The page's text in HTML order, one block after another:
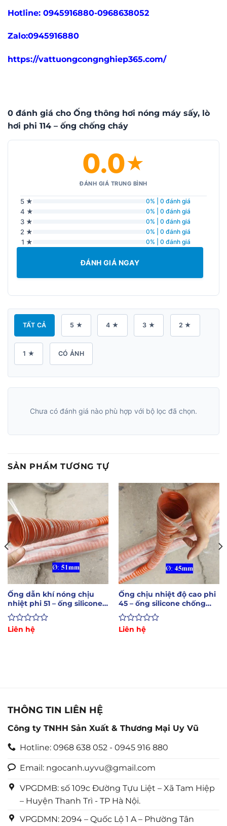
Hotline: 0945916880-0968638052
Zalo:0945916880
https://vattuongcongnghiep365.com/
0 đánh giá cho Ống thông hơi nóng máy sấy, lò
hơi phi 114 – ống chống cháy
0.0★
ĐÁNH GIÁ TRUNG BÌNH
5 ★ 0% | 0 đánh giá
4 ★ 0% | 0 đánh giá
3 ★ 0% | 0 đánh giá
2 ★ 0% | 0 đánh giá
1 ★ 0% | 0 đánh giá
ĐÁNH GIÁ NGAY
TẤT CẢ 5 ★ 4 ★ 3 ★ 2 ★
1 ★ CÓ ẢNH
Chưa có đánh giá nào phù hợp với bộ lọc đã chọn.
SẢN PHẨM TƯƠNG TỰ
Ống dẫn khí nóng chịu
nhiệt phi 51 – ống silicone
chống cháy
Được
Liên hệ
Ống chịu nhiệt độ cao phi
45 – ống silicone chống
cháy
Được
Liên hệ
THÔNG TIN LIÊN HỆ
Công ty TNHH Sản Xuất & Thương Mại Uy Vũ
Hotline: 0968 638 052 - 0945 916 880
Email: ngocanh.uyvu@gmail.com
VPGDMB: số 109c Đường Tựu Liệt – Xã Tam Hiệp
– Huyện Thanh Trì - TP Hà Nội.
VPGDMN: 2094 – Quốc Lộ 1 A – Phường Tân